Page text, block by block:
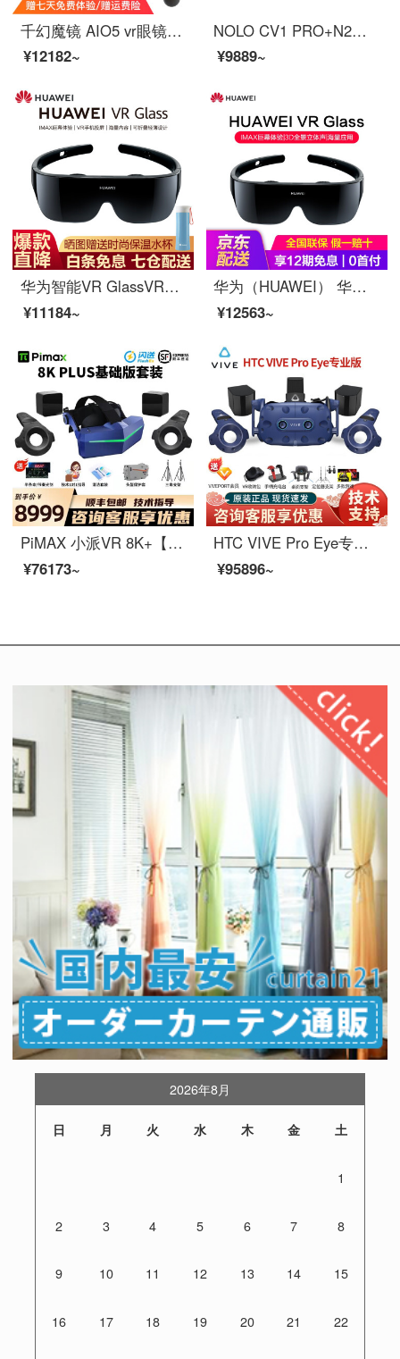
千幻魔镜 AIO5 vr眼镜一体机3D高清屏移动自带屏幕VR游戏 旗舰版
¥12182~
NOLO CV1 PRO+N2套装 vr眼镜 VR头盔 虚拟现实 3d眼镜 体感游戏 千元玩Steam VR游戏
¥9889~
华为智能VR GlassVR眼镜CV10 适配华为P40系列P30系列Mate30\/mate40系 VR Glass 官方配置（亮黑色）
¥11184~
华为（HUAWEI） 华为VR Glass眼镜体感游戏机手机3D家庭电影智能显示器虚拟现实记录仪虚拟 亮黑色
¥12563~
PiMAX 小派VR 8K+【头箍升级版】8K PLUS 智能VR眼镜 PCVR 3D头盔 电脑VR VISION 8K+VIVE1.0手柄基站
¥76173~
HTC VIVE Pro Eye专业版套装 智能VR眼镜 PCVR 3D头盔 2Q29200 HTC VIVE Pro Eye标配
¥95896~
2026年8月
日 月 火 水 木 金 土
1
2 3 4 5 6 7 8
9 10 11 12 13 14 15
16 17 18 19 20 21 22